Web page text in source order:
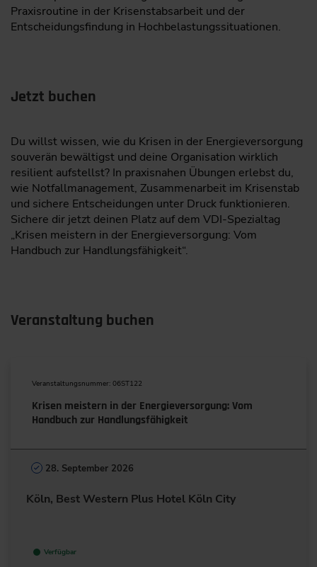
Praxisroutine in der Krisenstabsarbeit und der
Entscheidungsfindung in Hochbelastungssituationen.
Jetzt buchen
Du willst wissen, wie du Krisen in der Energieversorgung
souverän bewältigst und deine Organisation wirklich
resilient aufstellst? In praxisnahen Übungen erlebst du,
wie Notfallmanagement, Zusammenarbeit im Krisenstab
und sichere Entscheidungen unter Druck funktionieren.
Sichere dir jetzt deinen Platz auf dem VDI-Spezialtag
„Krisen meistern in der Energieversorgung: Vom
Handbuch zur Handlungsfähigkeit“.
Veranstaltung buchen
Veranstaltungsnummer: 06ST122
Krisen meistern in der Energieversorgung: Vom
Handbuch zur Handlungsfähigkeit
28. September 2026
Köln, Best Western Plus Hotel Köln City
Verfügbar